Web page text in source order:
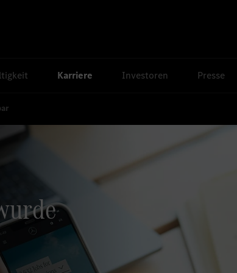
Karriere Investoren Presse